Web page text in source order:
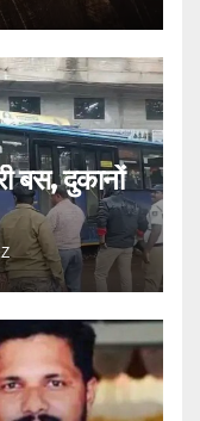
बस, दुकानों